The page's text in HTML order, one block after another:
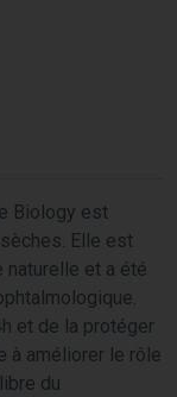
Biology est
Elle est
et a été
et de la protéger
à améliorer le rôle
du